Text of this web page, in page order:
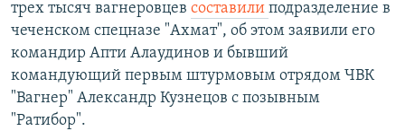
трех тысяч вагнеровцев составили подразделение в
чеченском спецназе "Ахмат", об этом заявили его
командир Апти Алаудинов и бывший
командующий первым штурмовым отрядом ЧВК
"Вагнер" Александр Кузнецов с позывным
"Ратибор".